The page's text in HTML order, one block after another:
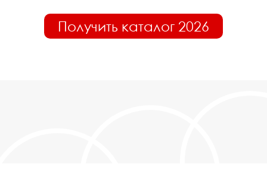
Получить каталог 2026